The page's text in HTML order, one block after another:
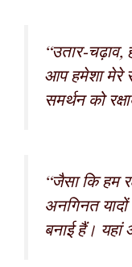
“उतार-
आप हमेशा मेरे
समर्थन को
“जैसा कि हम
अनगिनत
बनाई हैं।